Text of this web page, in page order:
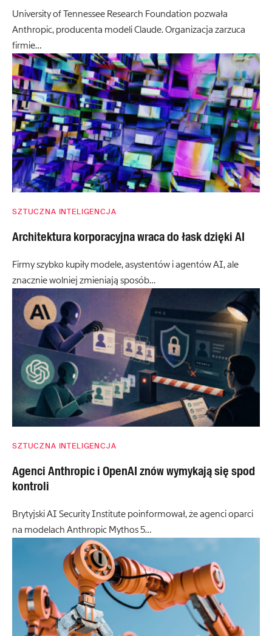
University of Tennessee Research Foundation pozwała
Anthropic, producenta modeli Claude. Organizacja zarzuca
firmie…
SZTUCZNA INTELIGENCJA
Architektura korporacyjna wraca do łask dzięki AI
Firmy szybko kupiły modele, asystentów i agentów AI, ale
znacznie wolniej zmieniają sposób…
SZTUCZNA INTELIGENCJA
Agenci Anthropic i OpenAI znów wymykają się spod
kontroli
Brytyjski AI Security Institute poinformował, że agenci oparci
na modelach Anthropic Mythos 5…